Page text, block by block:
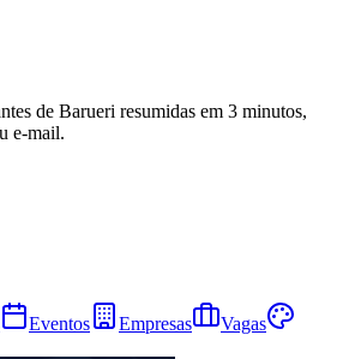
de Barueri resumidas em 3 minutos,
e-mail.
Eventos Empresas
Vagas